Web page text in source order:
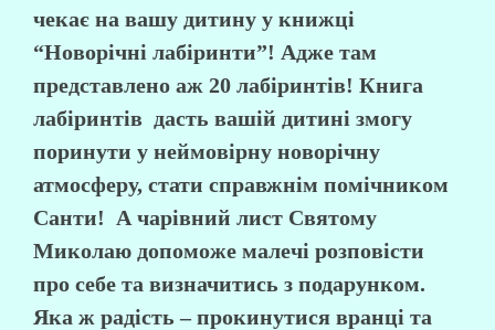
чекає на вашу дитину у книжці
“Новорічні лабіринти”! Адже там
представлено аж 20 лабіринтів! Книга
лабіринтів дасть вашій дитині змогу
поринути у неймовірну новорічну
атмосферу, стати справжнім помічником
Санти! А чарівний лист Святому
Миколаю допоможе малечі розповісти
про себе та визначитись з подарунком.
Яка ж радість – прокинутися вранці та